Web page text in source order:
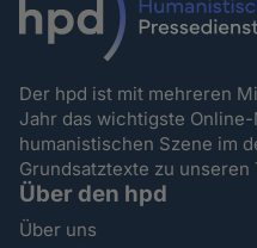
Der hpd ist mit mehreren
Jahr das wichtigste
humanistischen Szene im
Grundsatztexte zu
Über den hpd
Über uns